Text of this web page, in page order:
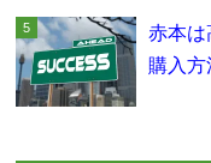
赤本は
購入方